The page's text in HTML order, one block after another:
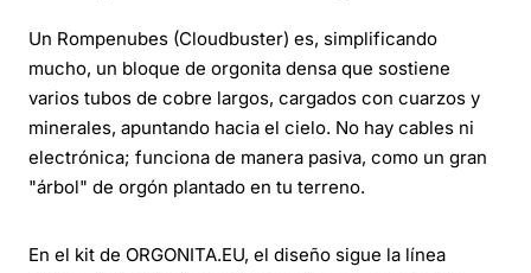
Un Rompenubes (Cloudbuster) es, simplificando
mucho, un bloque de orgonita densa que sostiene
varios tubos de cobre largos, cargados con cuarzos y
minerales, apuntando hacia el cielo. No hay cables ni
electrónica; funciona de manera pasiva, como un gran
"árbol" de orgón plantado en tu terreno.
En el kit de ORGONITA.EU, el diseño sigue la línea